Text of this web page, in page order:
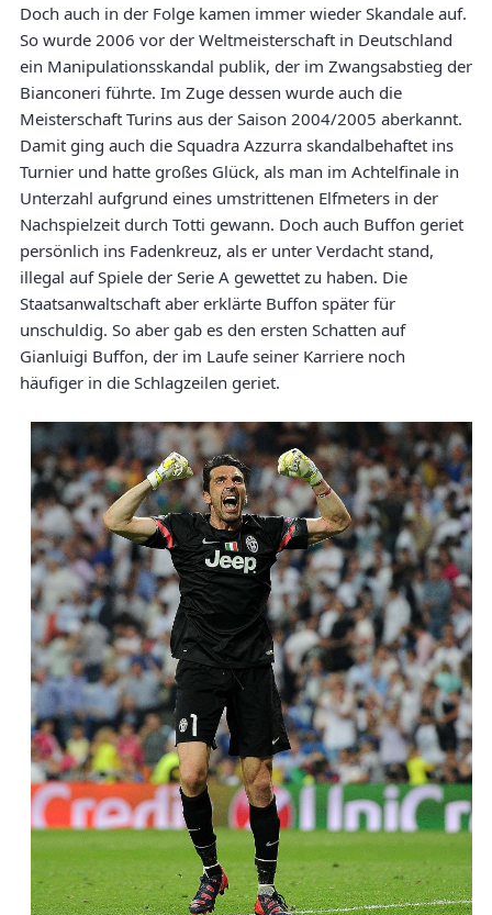
Doch auch in der Folge kamen immer wieder Skandale auf.
So wurde 2006 vor der Weltmeisterschaft in Deutschland
ein Manipulationsskandal publik, der im Zwangsabstieg der
Bianconeri führte. Im Zuge dessen wurde auch die
Meisterschaft Turins aus der Saison 2004/2005 aberkannt.
Damit ging auch die Squadra Azzurra skandalbehaftet ins
Turnier und hatte großes Glück, als man im Achtelfinale in
Unterzahl aufgrund eines umstrittenen Elfmeters in der
Nachspielzeit durch Totti gewann. Doch auch Buffon geriet
persönlich ins Fadenkreuz, als er unter Verdacht stand,
illegal auf Spiele der Serie A gewettet zu haben. Die
Staatsanwaltschaft aber erklärte Buffon später für
unschuldig. So aber gab es den ersten Schatten auf
Gianluigi Buffon, der im Laufe seiner Karriere noch
häufiger in die Schlagzeilen geriet.